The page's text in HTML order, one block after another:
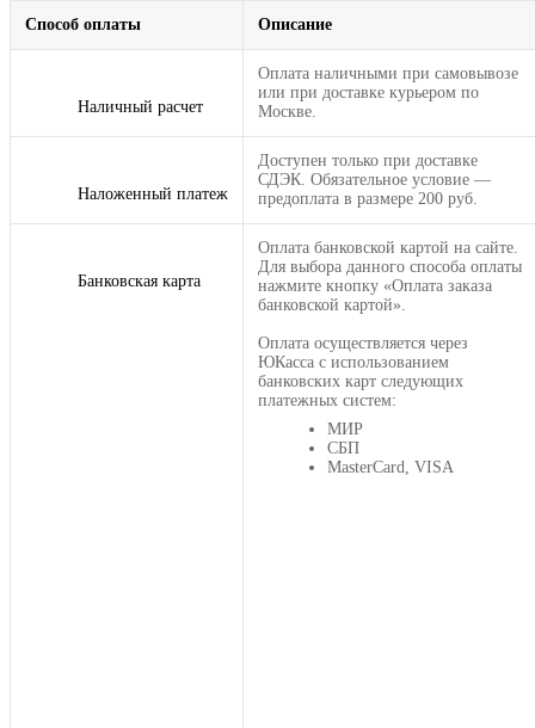
Способ оплаты Описание
Наличный расчет
Оплата наличными при самовывозе
или при доставке курьером по
Москве.
Наложенный платеж
Доступен только при доставке
СДЭК. Обязательное условие —
предоплата в размере 200 руб.
Банковская карта
Оплата банковской картой на сайте.
Для выбора данного способа оплаты
нажмите кнопку «Оплата заказа
банковской картой».
Оплата осуществляется через
ЮКасса с использованием
банковских карт следующих
платежных систем:
МИР
СБП
MasterCard, VISA